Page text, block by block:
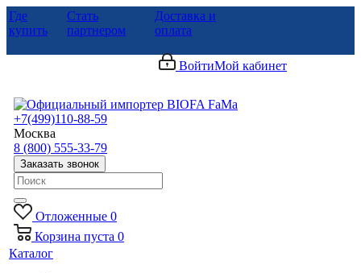
Где
купить
Стать
партнером
Доставка и
оплата
ВойтиМой кабинет
+7(499)110-88-59
Москва
8 (800) 555-33-79
Заказать звонок
Отложенные 0
Корзина пуста 0
Каталог